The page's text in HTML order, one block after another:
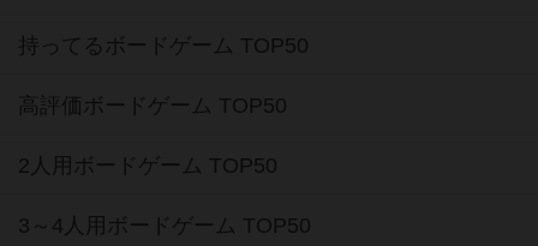
持ってるボードゲーム TOP50
高評価ボードゲーム TOP50
2人用ボードゲーム TOP50
3～4人用ボードゲーム TOP50